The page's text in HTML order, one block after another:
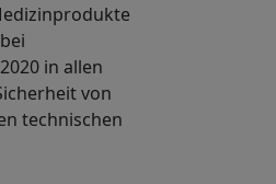
in allen
von
technischen